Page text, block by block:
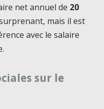
net annuel de 20
mais il est
avec le salaire
sur le